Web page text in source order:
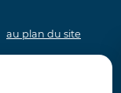
au plan du site